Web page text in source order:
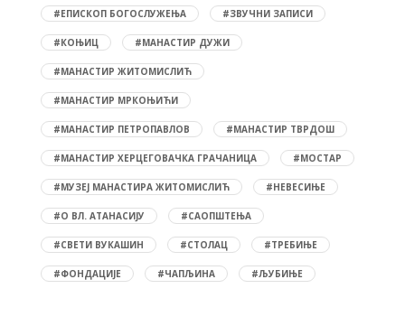
#ЕПИСКОП БОГОСЛУЖЕЊА #ЗВУЧНИ ЗАПИСИ
#КОЊИЦ #МАНАСТИР ДУЖИ
#МАНАСТИР ЖИТОМИСЛИЋ
#МАНАСТИР МРКОЊИЋИ
#МАНАСТИР ПЕТРОПАВЛОВ #МАНАСТИР ТВРДОШ
#МАНАСТИР ХЕРЦЕГОВАЧКА ГРАЧАНИЦА #МОСТАР
#МУЗЕЈ МАНАСТИРА ЖИТОМИСЛИЋ #НЕВЕСИЊЕ
#О ВЛ. АТАНАСИЈУ #САОПШТЕЊА
#СВЕТИ ВУКАШИН #СТОЛАЦ #ТРЕБИЊЕ
#ФОНДАЦИЈЕ #ЧАПЉИНА #ЉУБИЊЕ